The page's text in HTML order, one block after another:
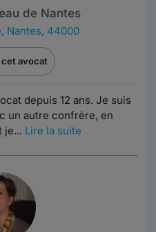
de Nantes
, Nantes, 44000
avocat
depuis 12 ans. Je suis
un autre confrère, en
je... Lire la suite